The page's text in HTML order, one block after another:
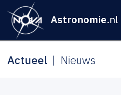
Astronomie.nl
Actueel Nieuws